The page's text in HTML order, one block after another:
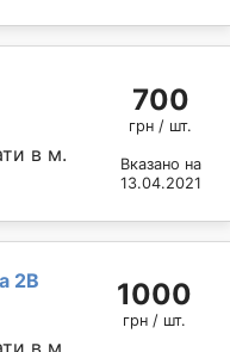
в м.
700
грн / шт.
Вказано на
13.04.2021
2В
1000
грн / шт.